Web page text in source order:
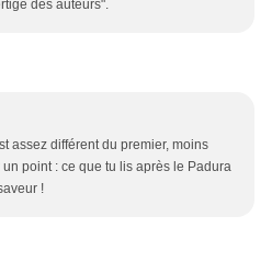
des auteurs".
assez différent du premier, moins
point : ce que tu lis après le Padura
!